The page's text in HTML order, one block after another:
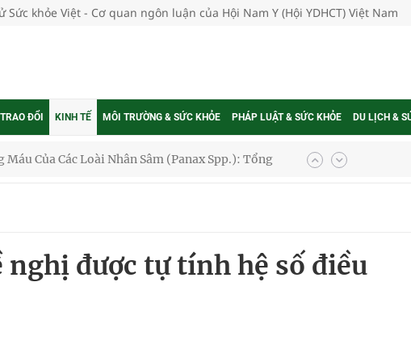
Sức khỏe Việt - Cơ quan ngôn luận của Hội Nam Y (Hội YDHCT) Việt Nam
ĐỔI KINH TẾ MÔI TRƯỜNG & SỨC KHỎE PHÁP LUẬT & SỨC KHỎE DU LỊCH &
Của Các Loài Nhân Sâm (Panax Spp.): Tổng
quốc
mới của Việt Nam
lực cho môi trường và cộng đồng
bảo hiểm y tế nếu không đăng ký khám theo yêu
nghị được tự tính hệ số điều